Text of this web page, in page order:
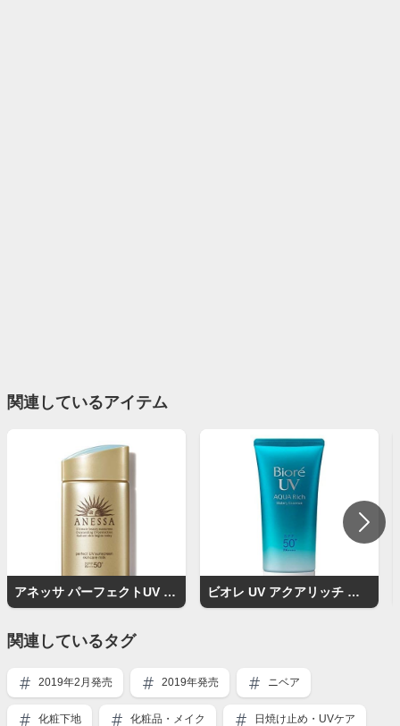
関連しているアイテム
アネッサ パーフェクトUV スキンケアミルク ビオレ UV アクアリッチ ウォータリーエッセンス SPF50+
関連しているタグ
2019年2月発売 2019年発売 ニベア
化粧下地 化粧品・メイク 日焼け止め・UVケア